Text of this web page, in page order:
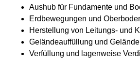
Aushub für Fundamente und
Erdbewegungen und
Herstellung von Leitungs- und
Geländeauffüllung und
Verfüllung und lagenweise